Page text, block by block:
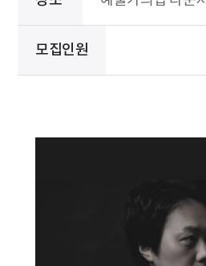
모집인원